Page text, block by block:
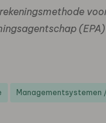
(EPA)
Managementsystemen